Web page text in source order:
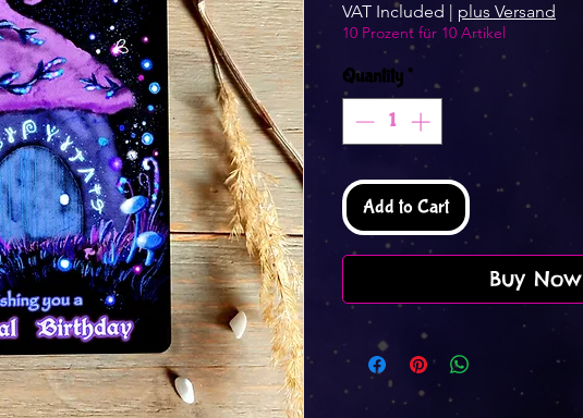
VAT Included | plus Versand
10 Prozent für 10 Artikel
Quantity*
Add to Cart
Buy Now